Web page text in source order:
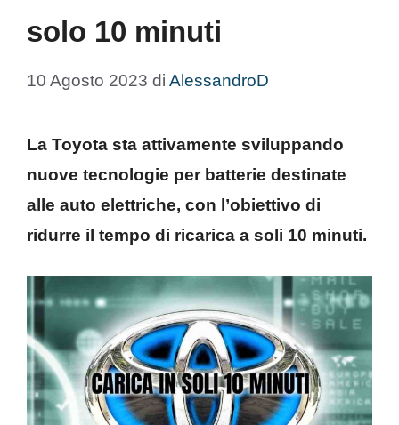
solo 10 minuti
10 Agosto 2023 di AlessandroD
La Toyota sta attivamente sviluppando
nuove tecnologie per batterie destinate
alle auto elettriche, con l’obiettivo di
ridurre il tempo di ricarica a soli 10 minuti.